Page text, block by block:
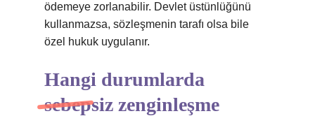
ödemeye zorlanabilir. Devlet üstünlüğünü
kullanmazsa, sözleşmenin tarafı olsa bile
özel hukuk uygulanır.
Hangi durumlarda
sebepsiz zenginleşme